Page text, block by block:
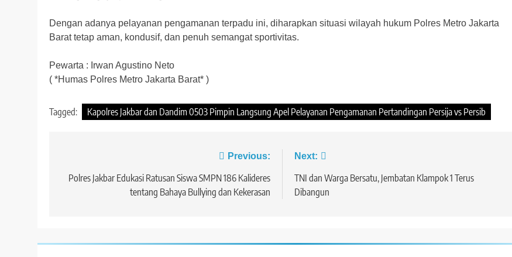
Dengan adanya pelayanan pengamanan terpadu ini, diharapkan situasi wilayah hukum Polres Metro Jakarta
Barat tetap aman, kondusif, dan penuh semangat sportivitas.
Pewarta : Irwan Agustino Neto
( *Humas Polres Metro Jakarta Barat* )
Tagged: Kapolres Jakbar dan Dandim 0503 Pimpin Langsung Apel Pelayanan Pengamanan Pertandingan Persija vs Persib
pos
Previous:
Polres Jakbar Edukasi Ratusan Siswa SMPN 186 Kalideres
tentang Bahaya Bullying dan Kekerasan
Next:
TNI dan Warga Bersatu, Jembatan Klampok 1 Terus
Dibangun